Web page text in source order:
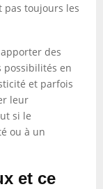
pas toujours les
des
possibilités en
et parfois
leur
si le
ou à un
et ce